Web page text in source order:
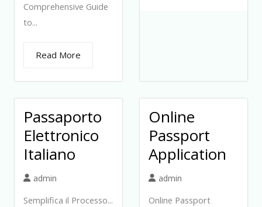
Comprehensive Guide
to...
Read More
Passaporto
Elettronico
Italiano
admin
Semplifica il Processo...
Online
Passport
Application
admin
Online Passport